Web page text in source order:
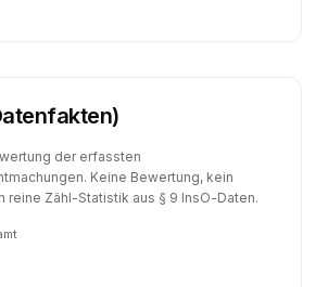
der erfassten
Keine Bewertung, kein
reine Zähl-Statistik aus § 9 InsO-Daten.